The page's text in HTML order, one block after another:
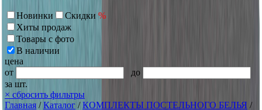
Новинки Скидки %
Хиты продаж
Товары с фото
В наличии
цена
от
до
за шт.
× сбросить фильтры
Главная /Каталог /КОМПЛЕКТЫ ПОСТЕЛЬНОГО БЕЛЬЯ /